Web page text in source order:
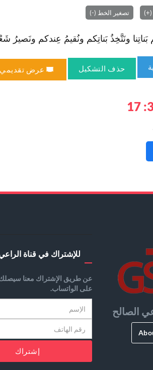
(+) تصغير الخط (-)
ونَتَّخِذُ بَناتِكم ونُقيمُ عِندكم ونَصيرُ شَعْبًا
حذف التشكيل عرض تقديمي
الصالح
للإشتراك في قناة
عن طريق الإشتراك معنا سيصلك
على الواتساب.
إشتراك